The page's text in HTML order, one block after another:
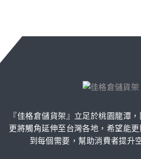
『佳格倉儲貨架』立足於桃園龍潭
更將觸角延伸至台灣各地，希望能
到每個需要，幫助消費者提升